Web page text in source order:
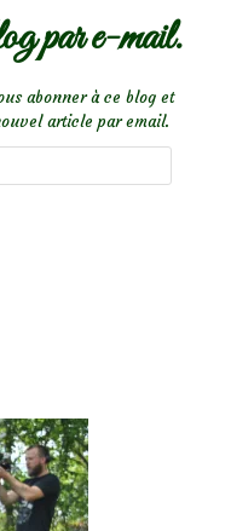
par e-mail.
abonner à ce blog et
article par email.